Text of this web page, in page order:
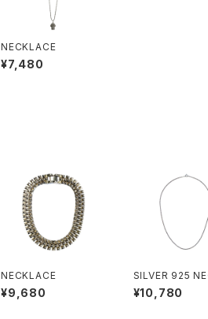
NECKLACE
¥7,480
NECKLACE
¥9,680
SILVER 925
CE
¥10,780